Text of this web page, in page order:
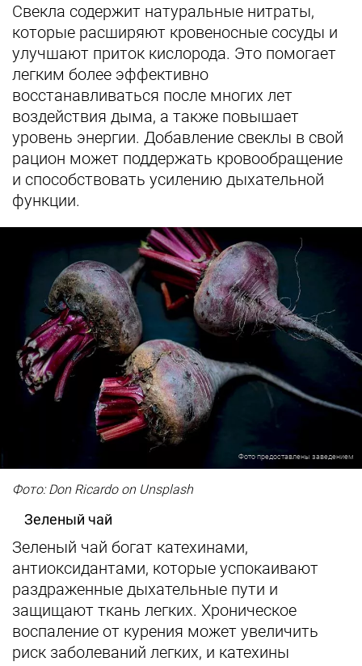
Свекла содержит натуральные нитраты,
которые расширяют кровеносные сосуды и
улучшают приток кислорода. Это помогает
легким более эффективно
восстанавливаться после многих лет
воздействия дыма, а также повышает
уровень энергии. Добавление свеклы в свой
рацион может поддержать кровообращение
и способствовать усилению дыхательной
функции.
Фото предоставлены заведением
Фото: Don Ricardo on Unsplash
Зеленый чай
Зеленый чай богат катехинами,
антиоксидантами, которые успокаивают
раздраженные дыхательные пути и
защищают ткань легких. Хроническое
воспаление от курения может увеличить
риск заболеваний легких, и катехины